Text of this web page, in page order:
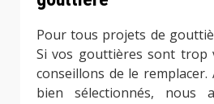
Pour tous projets de
Si vos gouttières sont trop
conseillons de le remplacer.
bien sélectionnés, nous